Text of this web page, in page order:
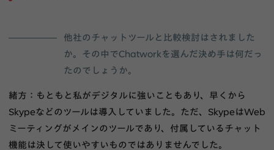
他社のチャットツールと比較検討はされました
か。その中でChatworkを選んだ決め手は何だっ
たのでしょうか。
緒方：もともと私がデジタルに強いこともあり、早くから
Skypeなどのツールは導入していました。ただ、SkypeはWeb
ミーティングがメインのツールであり、付属しているチャット
機能は決して使いやすいものではありませんでした。